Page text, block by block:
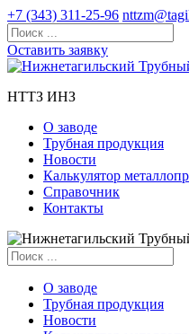
+7 (343) 311-25-96
Оставить заявку
НТТЗ ИНЗ
О заводе
Трубная продукция
Новости
Калькулятор
Справочник
Контакты
О заводе
Трубная продукция
Новости